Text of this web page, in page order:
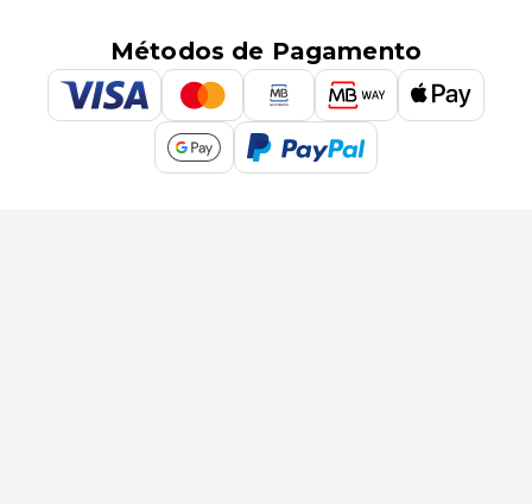
Métodos de Pagamento